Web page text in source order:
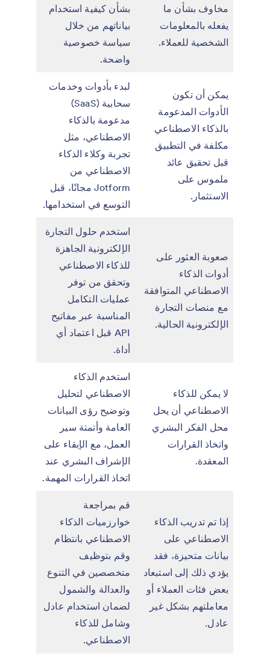
مخاوف بشأن ما
يفعله بالمعلومات
الشخصية للعملاء.
بشأن كيفية استخدام
بياناتهم من خلال
سياسة خصوصية
واضحة.
يمكن أن تكون
الأدوات المدعومة
بالذكاء الاصطناعي
مكلفة في التطبيق
قبل تحقيق عائد
ملموس على
الاستثمار.
لبدء بأدوات وخدمات
سحابية (SaaS)
مدعومة بالذكاء
الاصطناعي، مثل
تجربة وكلاء الذكاء
الاصطناعي من
Jotform مجانًا، قبل
التوسع في استخدامها.
صعوبة العثور على
أدوات الذكاء
الاصطناعي المتوافقة
مع منصات التجارة
الإلكترونية الحالية.
استخدم حلول التجارة
الإلكترونية الجاهزة
للذكاء الاصطناعي
وتحقق من توفر
عمليات التكامل
المناسبة عبر مفاتيح
API قبل اعتماد أي
أداة.
لا يمكن للذكاء
الاصطناعي أن يحل
محل الفكر البشري
واتخاذ القرارات
المعقدة.
استخدم الذكاء
الاصطناعي لتحليل
وتوضيح رؤى البيانات
العامة وأتمتة سير
العمل، مع الإبقاء على
الإشراف البشري عند
اتخاذ القرارات المهمة.
إذا تم تدريب الذكاء
الاصطناعي على
بيانات متحيزة، فقد
يؤدي ذلك إلى استبعاد
بعض فئات العملاء أو
معاملتهم بشكل غير
عادل.
قم بمراجعة
خوارزميات الذكاء
الاصطناعي بانتظام
وقم بتوظيف
متخصصين في التنوع
والعدالة والشمول
لضمان استخدام عادل
وشامل للذكاء
الاصطناعي.